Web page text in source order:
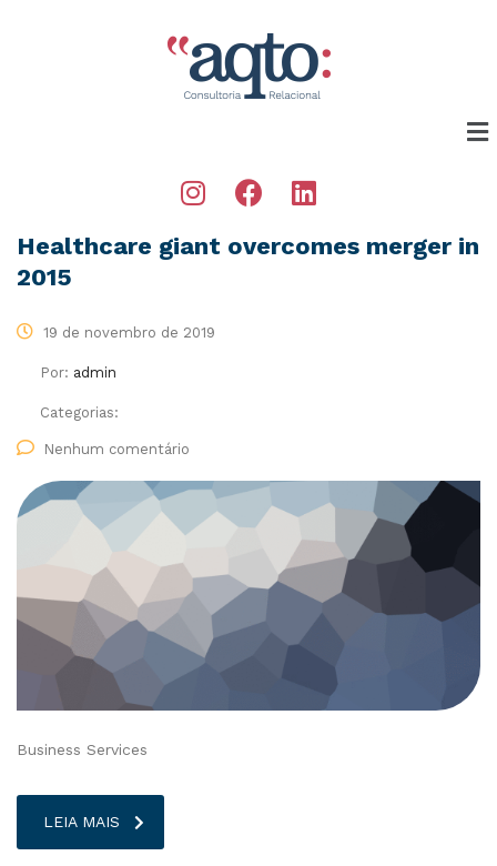
Healthcare giant overcomes merger in
2015
19 de novembro de 2019
Por: admin
Categorias:
Nenhum comentário
Business Services
LEIA MAIS